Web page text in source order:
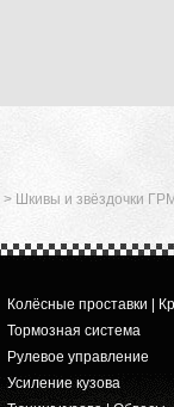
> Шкивы и звёздочки ГРМ
Колёсные проставки |
Тормозная система
Рулевое управление
Усиление кузова